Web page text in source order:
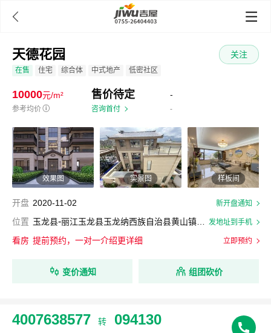

天德花园 关注
在售 住宅 综合体 中式地产 低密社区
10000元/m²
参考均价ⓘ
售价待定
咨询首付
-
-
效果图 实景图 样板间
开盘 2020-11-02 新开盘通知
位置 玉龙县- 发地址到手机
看房 提前预约，一对一介绍更详细 立即预约
变价通知 组团砍价
4007638577 转 094130